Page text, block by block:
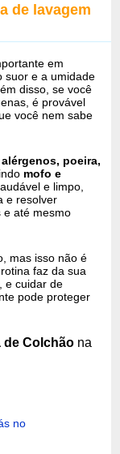
de lavagem
em
suor e a umidade
disso, se você
é provável
você nem sabe
alérgenos, poeira,
mofo e
e limpo,
e resolver
e até mesmo
mas isso não é
faz da sua
e cuidar de
pode proteger
de Colchão na
no